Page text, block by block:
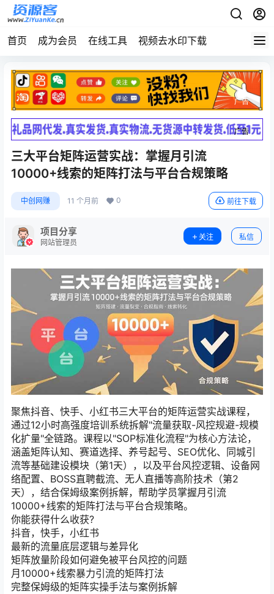
首页 成为会员 在线工具 视频去水印下载
广告
广告
三大平台矩阵运营实战：掌握月引流
10000+线索的矩阵打法与平台合规策略
中创网赚 11 个月前 0 前往下载
项目分享
网站管理员
关注 私信
聚焦抖音、快手、小红书三大平台的矩阵运营实战课程，
通过12小时高强度培训系统拆解"流量获取-风控规避-规模
化扩量"全链路。课程以"SOP标准化流程"为核心方法论，
涵盖矩阵认知、赛道选择、养号起号、SEO优化、同城引
流等基础建设模块（第1天），以及平台风控逻辑、设备网
络配置、BOSS直聘截流、无人直播等高阶技术（第2
天），结合保姆级案例拆解，帮助学员掌握月引流
10000+线索的矩阵打法与平台合规策略。
你能获得什么收获?
抖音，快手，小红书
最新的流量底层逻辑与差异化
矩阵放量阶段如何避免被平台风控的问题
月10000+线索暴力引流的矩阵打法
完整保姆级的矩阵实操手法与案例拆解